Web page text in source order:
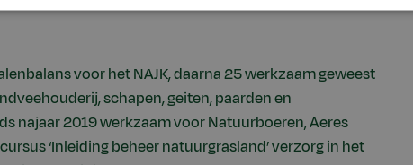
voor het NAJK, daarna 25 werkzaam geweest
schapen, geiten, paarden en
najaar 2019 werkzaam voor Natuurboeren, Aeres
‘Inleiding beheer natuurgrasland’ verzorg in het